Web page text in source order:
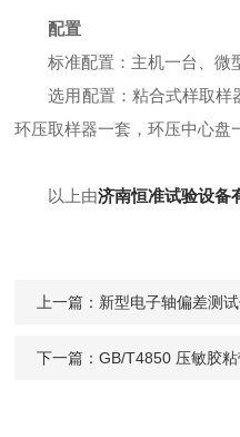
配置
标准配置： 主机一台 、微
选用配置：粘合式样取样
环压取样器一套，环压中心盘
以上由济南恒准试验设备
上一篇： 新型电子轴偏差测
下一篇：GB/T4850 压敏胶